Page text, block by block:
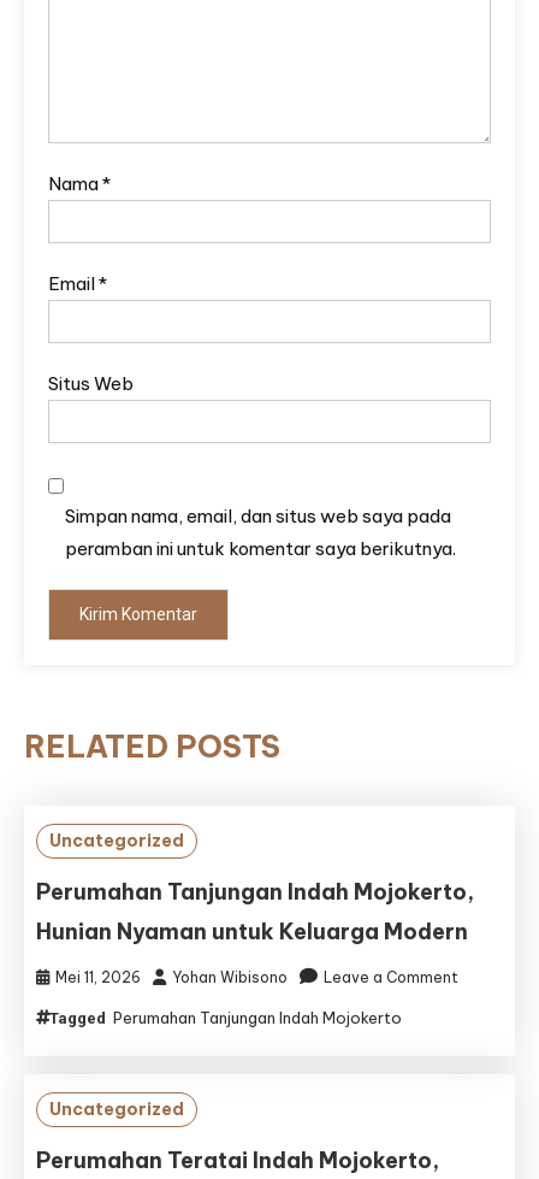
Nama*
Email*
Situs Web
Simpan nama, email, dan situs web saya pada
peramban ini untuk komentar saya berikutnya.
RELATED POSTS
Uncategorized
Perumahan Tanjungan Indah Mojokerto,
Hunian Nyaman untuk Keluarga Modern
Mei 11, 2026 Yohan Wibisono Leave a Comment
Tagged Perumahan Tanjungan Indah Mojokerto
Uncategorized
Perumahan Teratai Indah Mojokerto,